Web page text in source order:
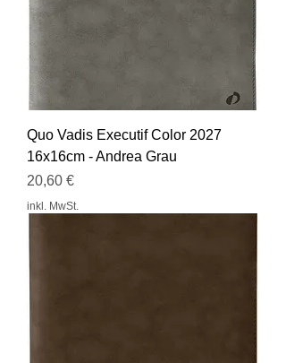
Quo Vadis Executif Color 2027
16x16cm - Andrea Grau
Preis
20,60 €
inkl. MwSt.